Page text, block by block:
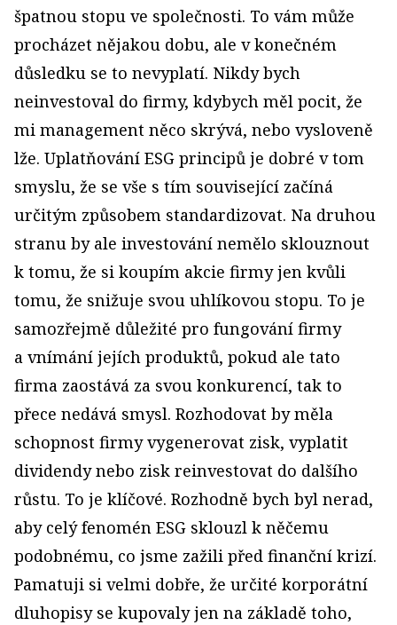
špatnou stopu ve společnosti. To vám může
procházet nějakou dobu, ale v konečném
důsledku se to nevyplatí. Nikdy bych
neinvestoval do firmy, kdybych měl pocit, že
mi management něco skrývá, nebo vysloveně
lže. Uplatňování ESG principů je dobré v tom
smyslu, že se vše s tím související začíná
určitým způsobem standardizovat. Na druhou
stranu by ale investování nemělo sklouznout
k tomu, že si koupím akcie firmy jen kvůli
tomu, že snižuje svou uhlíkovou stopu. To je
samozřejmě důležité pro fungování firmy
a vnímání jejích produktů, pokud ale tato
firma zaostává za svou konkurencí, tak to
přece nedává smysl. Rozhodovat by měla
schopnost firmy vygenerovat zisk, vyplatit
dividendy nebo zisk reinvestovat do dalšího
růstu. To je klíčové. Rozhodně bych byl nerad,
aby celý fenomén ESG sklouzl k něčemu
podobnému, co jsme zažili před finanční krizí.
Pamatuji si velmi dobře, že určité korporátní
dluhopisy se kupovaly jen na základě toho,